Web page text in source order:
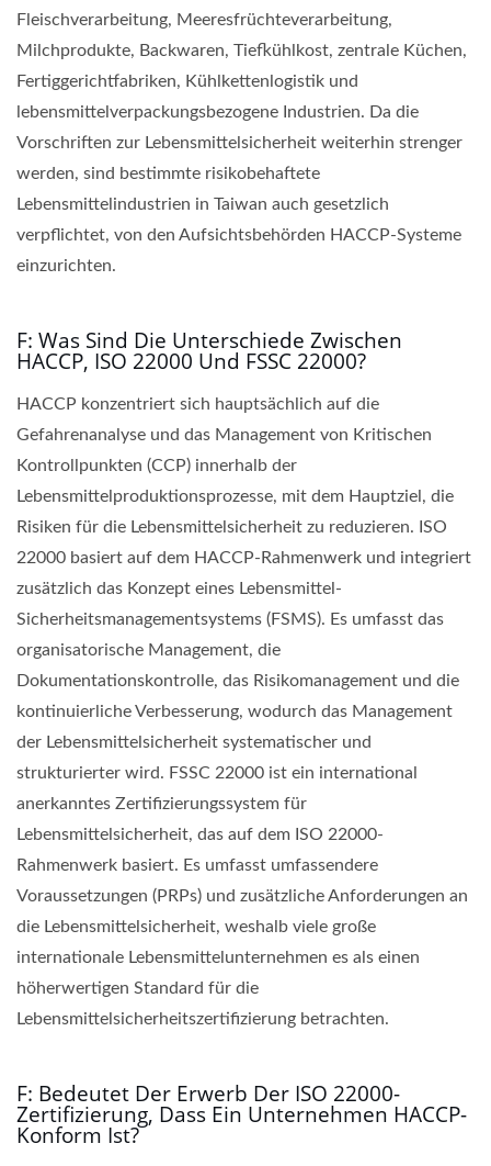
Fleischverarbeitung, Meeresfrüchteverarbeitung,
Milchprodukte, Backwaren, Tiefkühlkost, zentrale Küchen,
Fertiggerichtfabriken, Kühlkettenlogistik und
lebensmittelverpackungsbezogene Industrien. Da die
Vorschriften zur Lebensmittelsicherheit weiterhin strenger
werden, sind bestimmte risikobehaftete
Lebensmittelindustrien in Taiwan auch gesetzlich
verpflichtet, von den Aufsichtsbehörden HACCP-Systeme
einzurichten.
F: Was Sind Die Unterschiede Zwischen
HACCP, ISO 22000 Und FSSC 22000?
HACCP konzentriert sich hauptsächlich auf die
Gefahrenanalyse und das Management von Kritischen
Kontrollpunkten (CCP) innerhalb der
Lebensmittelproduktionsprozesse, mit dem Hauptziel, die
Risiken für die Lebensmittelsicherheit zu reduzieren. ISO
22000 basiert auf dem HACCP-Rahmenwerk und integriert
zusätzlich das Konzept eines Lebensmittel-
Sicherheitsmanagementsystems (FSMS). Es umfasst das
organisatorische Management, die
Dokumentationskontrolle, das Risikomanagement und die
kontinuierliche Verbesserung, wodurch das Management
der Lebensmittelsicherheit systematischer und
strukturierter wird. FSSC 22000 ist ein international
anerkanntes Zertifizierungssystem für
Lebensmittelsicherheit, das auf dem ISO 22000-
Rahmenwerk basiert. Es umfasst umfassendere
Voraussetzungen (PRPs) und zusätzliche Anforderungen an
die Lebensmittelsicherheit, weshalb viele große
internationale Lebensmittelunternehmen es als einen
höherwertigen Standard für die
Lebensmittelsicherheitszertifizierung betrachten.
F: Bedeutet Der Erwerb Der ISO 22000-
Zertifizierung, Dass Ein Unternehmen HACCP-
Konform Ist?